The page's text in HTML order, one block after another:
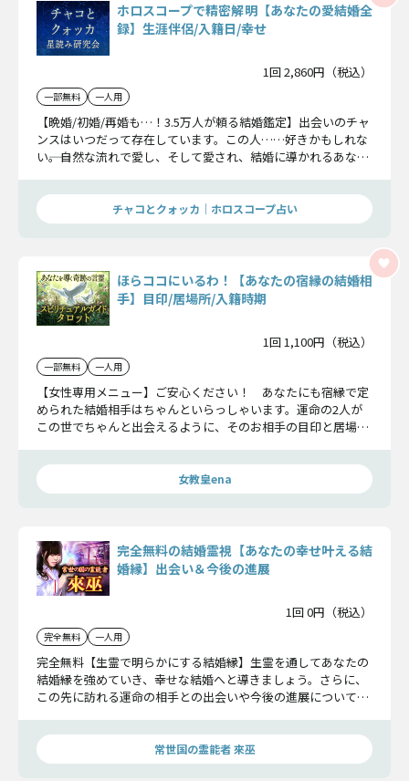
ホロスコープで精密解明【あなたの愛結婚全
録】生涯伴侶/入籍日/幸せ
1回 2,860円（税込）
一部無料 一人用
【晩婚/初婚/再婚も…！3.5万人が頼る結婚鑑定】出会いのチャ
ンスはいつだって存在しています。この人……好きかもしれな
い――。自然な流れで愛し、そして愛され、結婚に導かれるあなた
解読できます。丁寧に、あなただけに与えられた幸せを読み解
いていきます。チャコとクォッカ｜ホロスコープ占い
ほらココにいるわ！【あなたの宿縁の結婚相
手】目印/居場所/入籍時期
1回 1,100円（税込）
一部無料 一人用
【女性専用メニュー】ご安心ください！ あなたにも宿縁で定
められた結婚相手はちゃんといらっしゃいます。運命の2人が
この世でちゃんと出会えるように、そのお相手の目印と居場
女教皇ena
完全無料の結婚霊視【あなたの幸せ叶える結
婚縁】出会い＆今後の進展
1回 0円（税込）
完全無料 一人用
完全無料【生霊で明らかにする結婚縁】生霊を通してあなたの
結婚縁を強めていき、幸せな結婚へと導きましょう。さらに、
この先に訪れる運命の相手との出会いや今後の進展についても
常世国の霊能者 來巫